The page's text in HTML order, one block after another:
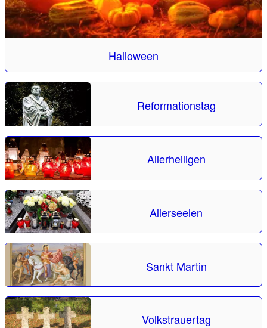
Halloween
Reformationstag
Allerheiligen
Allerseelen
Sankt Martin
Volkstrauertag